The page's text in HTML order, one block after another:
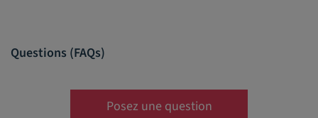
Questions (FAQs)
Posez une question